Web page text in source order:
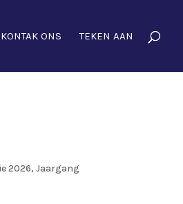
KONTAK ONS TEKEN AAN
2026, Jaargang